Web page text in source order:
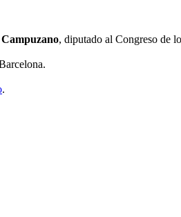
, diputado al Congreso de
.